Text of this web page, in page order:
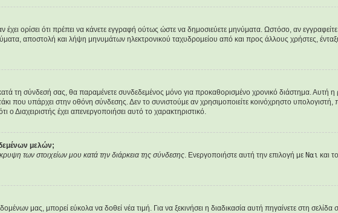
έχει ορίσει ότι πρέπει να κάνετε εγγραφή ούτως ώστε να δημοσιεύετε μηνύματα. Ωστόσο, αν
αποστολή και λήψη μηνυμάτων ηλεκτρονικού ταχυδρομείου από και προς άλλους χρήστες,
τη σύνδεσή σας, θα παραμένετε συνδεδεμένος μόνο για προκαθορισμένο χρονικό διάστημα. Αυτή
που υπάρχει στην οθόνη σύνδεσης. Δεν το συνιστούμε αν χρησιμοποιείτε κοινόχρηστο
ο Διαχειριστής έχει απενεργοποιήσει αυτό το χαρακτηριστικό.
μελών;
των στοιχείων μου κατά την διάρκεια της σύνδεσης . Ενεργοποιήστε αυτή την επιλογή με Ναι και
μας, μπορεί εύκολα να δοθεί νέα τιμή. Για να ξεκινήσει η διαδικασία αυτή πηγαίνετε στη σελίδα